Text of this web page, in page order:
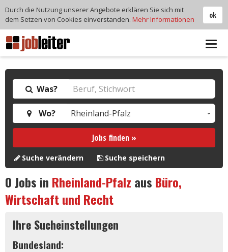
Was?
Wo?
Jobs finden »
Suche verändern Suche speichern
0Jobs in Rheinland-Pfalz aus Büro,
Wirtschaft und Recht
Ihre Sucheinstellungen
Bundesland:
ok
Durch die Nutzung unserer Angebote erklären Sie sich mit
dem Setzen von Cookies einverstanden. Mehr Informationen